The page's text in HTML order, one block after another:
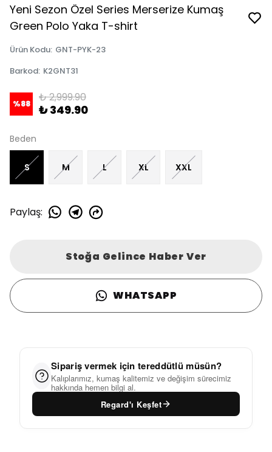
Yeni Sezon Özel Series Merserize Kumaş
Green Polo Yaka T-shirt
Ürün Kodu: GNT-PYK-23
Barkod: K2GNT31
%88 ₺ 2,999.90
₺ 349.90
Beden
S M L XL XXL
Paylaş:
Stoğa Gelince Haber Ver
WHATSAPP
Sipariş vermek için tereddütlü müsün?
Kalıplarımız, kumaş kalitemiz ve değişim sürecimiz
hakkında hemen bilgi al.
Regard'ı Keşfet